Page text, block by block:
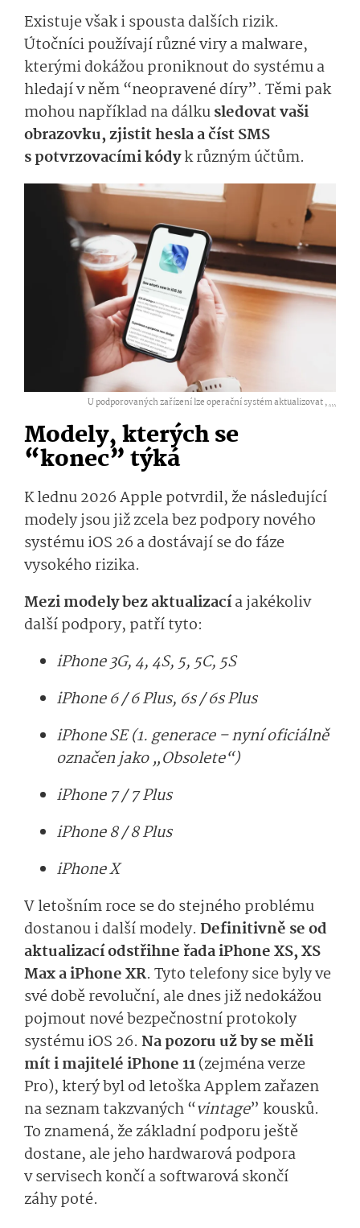
Existuje však i spousta dalších rizik.
Útočníci používají různé viry a malware,
kterými dokážou proniknout do systému a
hledají v něm “neopravené díry”. Těmi pak
mohou například na dálkusledovat vaši
obrazovku, zjistit hesla a číst SMS
s potvrzovacími kódyk různým účtům.
U podporovaných zařízení lze operační systém aktualizovat ,...
Modely, kterých se
“konec” týká
K lednu 2026 Apple potvrdil, že následující
modely jsou již zcela bez podpory nového
systému iOS 26 a dostávají se do fáze
vysokého rizika.
Mezi modely bez aktualizacía jakékoliv
další podpory, patří tyto:
iPhone 3G, 4, 4S, 5, 5C, 5S
iPhone 6 / 6 Plus, 6s / 6s Plus
iPhone SE (1. generace – nyní oficiálně
označen jako „Obsolete“)
iPhone 7 / 7 Plus
iPhone 8 / 8 Plus
iPhone X
V letošním roce se do stejného problému
dostanou i další modely. Definitivně se od
aktualizací odstřihne řada iPhone XS, XS
Max a iPhone XR. Tyto telefony sice byly ve
své době revoluční, ale dnes již nedokážou
pojmout nové bezpečnostní protokoly
systému iOS 26. Na pozoru už by se měli
mít i majitelé iPhone 11(zejména verze
Pro), který byl od letoška Applem zařazen
na seznam takzvaných “vintage” kousků.
To znamená, že základní podporu ještě
dostane, ale jeho hardwarová podpora
v servisech končí a softwarová skončí
záhy poté.